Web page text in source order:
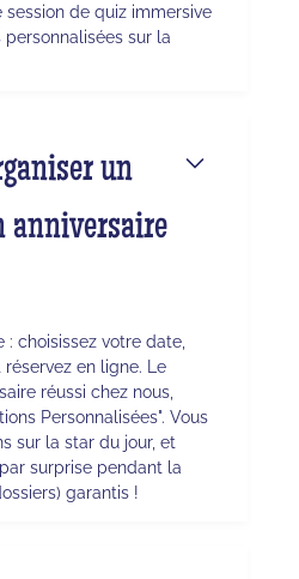
de quiz immersive
sur la
un
anniversaire
choisissez votre date,
en ligne. Le
réussi chez nous,
Personnalisées". Vous
sur la star du jour, et
surprise pendant la
garantis !